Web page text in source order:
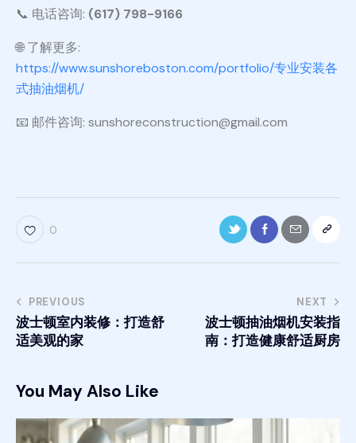
📞 电话咨询: (617) 798-9166
🌐 了解更多:
https://www.sunshoreboston.com/portfolio/专业安装各
式抽油烟机/
📧 邮件咨询: sunshoreconstruction@gmail.com
0
PREVIOUS
波士顿室内装修：打造舒
适美观的家
NEXT
波士顿抽油烟机安装指
南：打造健康舒适厨房
You May Also Like